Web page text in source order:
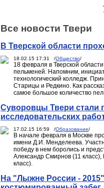
Все новости Твери
В Тверской области
18.02.15 17:31 /Общество/
18 февраля в Тверской
пельменей. Напомним,
технологический колледж.
Старицы и Редкино. Как
самое большое количество
Суворовцы Твери стали
исследовательских
17.02.15 16:59 /Образование/
В начале февраля в Москве
имени Д.И. Менделеева.
победу в нем боролись и
Александр Смирнов (11
класс).
На "Лыжне России -